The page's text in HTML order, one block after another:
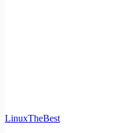
LinuxTheBest